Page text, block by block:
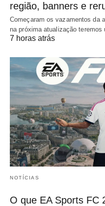
região, banners e
Começaram os vazamentos da
na próxima atualização
7 horas atrás
NOTÍCIAS
O que EA Sports FC